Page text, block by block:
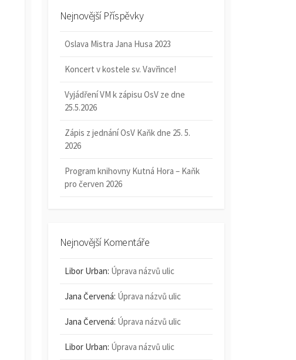
Nejnovější Příspěvky
Oslava Mistra Jana Husa 2023
Koncert v kostele sv. Vavřince!
Vyjádření VM k zápisu OsV ze dne
25.5.2026
Zápis z jednání OsV Kaňk dne 25. 5.
2026
Program knihovny Kutná Hora – Kaňk
pro červen 2026
Nejnovější Komentáře
Libor Urban: Úprava názvů ulic
Jana Červená: Úprava názvů ulic
Jana Červená: Úprava názvů ulic
Libor Urban: Úprava názvů ulic